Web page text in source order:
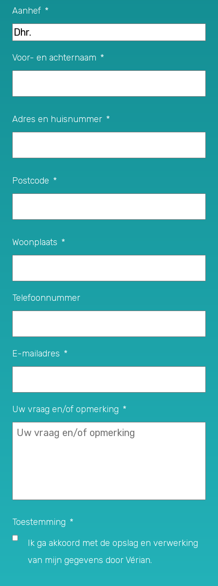
Aanhef *
Voor- en achternaam *
Adres en huisnummer *
Postcode *
Woonplaats *
Telefoonnummer
E-mailadres *
Uw vraag en/of opmerking *
Toestemming *
Ik ga akkoord met de opslag en verwerking
van mijn gegevens door Vérian.